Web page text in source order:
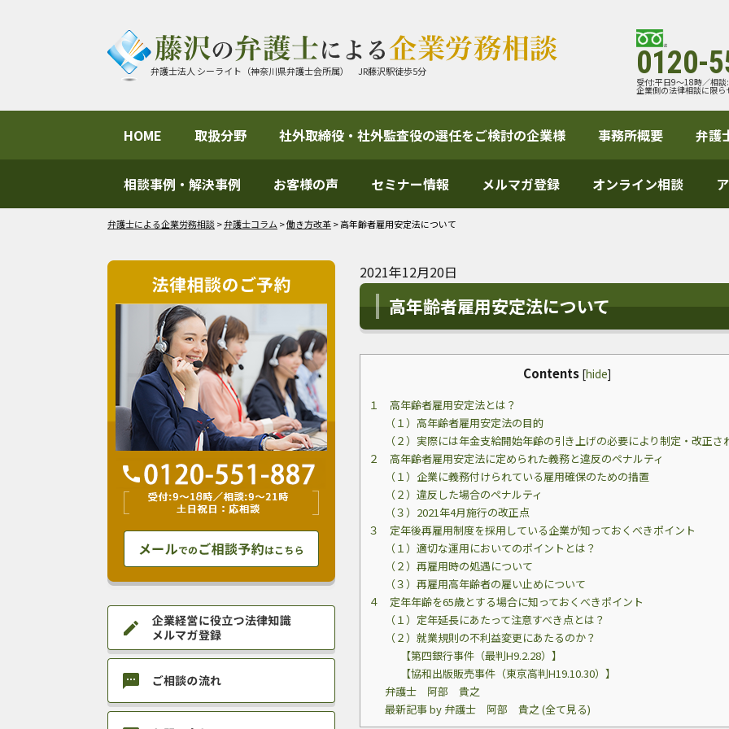
弁護士法人 シーライト（神奈川県弁護士会所属） JR藤沢駅徒歩5分 0120-
受付:平日9～18時／相
企業側の法律相談に限ら
HOME 取扱分野 社外取締役・社外監査役の選任をご検討の企業様 事務所概要 弁護
相談事例・解決事例 お客様の声 セミナー情報 メルマガ登録 オンライン相談
弁護士による企業労務相談 >弁護士コラム >働き方改革>高年齢者雇用安定法について
2021年12月20日
高年齢者雇用安定法について
Contents [hide]
１ 高年齢者雇用安定法とは？
（１）高年齢者雇用安定法の目的
（２）実際には年金支給開始年齢の引き上げの必要により制定・改正さ
２ 高年齢者雇用安定法に定められた義務と違反のペナルティ
（１）企業に義務付けられている雇用確保のための措置
（２）違反した場合のペナルティ
（３）2021年4月施行の改正点
３ 定年後再雇用制度を採用している企業が知っておくべきポイント
（１）適切な運用においてのポイントとは？
（２）再雇用時の処遇について
（３）再雇用高年齢者の雇い止めについて
４ 定年年齢を65歳とする場合に知っておくべきポイント
（１）定年延長にあたって注意すべき点とは？
（２）就業規則の不利益変更にあたるのか？
【第四銀行事件（最判H9.2.28）】
【協和出版販売事件（東京高判H19.10.30）】
弁護士 阿部 貴之
最新記事 by 弁護士 阿部 貴之 (全て見る)